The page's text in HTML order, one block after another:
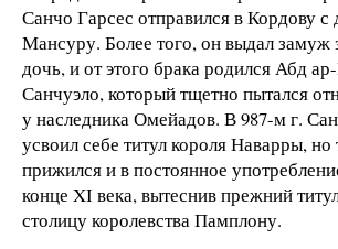
Санчо Гарсес отправился в Кордову
Мансуру. Более того, он выдал замуж
дочь, и от этого брака родился Абд
Санчуэло, который тщетно пытался
у наследника Омейадов. В 987-м г.
усвоил себе титул короля Наварры, но
прижился и в постоянное
конце XI века, вытеснив прежний
столицу королевства Памплону.